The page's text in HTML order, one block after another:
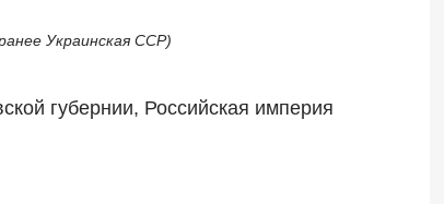
Украинская ССР)
губернии, Российская империя